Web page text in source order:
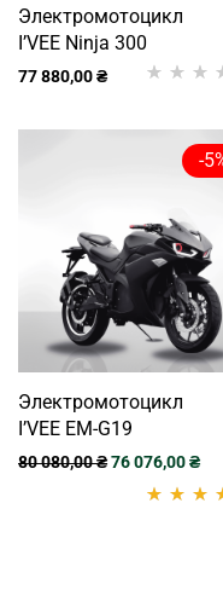
Электромотоцикл
I’VEE Ninja 300
77 880,00₴
5 на
-5
Электромотоцикл
I’VEE EM-G19
80 080,00₴76 076,00₴